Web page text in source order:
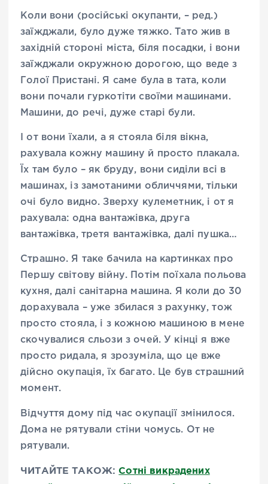
Коли вони (російські окупанти, – ред.)
заїжджали, було дуже тяжко. Тато жив в
західній стороні міста, біля посадки, і вони
заїжджали окружною дорогою, що веде з
Голої Пристані. Я саме була в тата, коли
вони почали гуркотіти своїми машинами.
Машини, до речі, дуже старі були.
І от вони їхали, а я стояла біля вікна,
рахувала кожну машину й просто плакала.
Їх там було – як бруду, вони сиділи всі в
машинах, із замотаними обличчями, тільки
очі було видно. Зверху кулеметник, і от я
рахувала: одна вантажівка, друга
вантажівка, третя вантажівка, далі пушка…
Страшно. Я таке бачила на картинках про
Першу світову війну. Потім поїхала польова
кухня, далі санітарна машина. Я коли до 30
дорахувала – уже збилася з рахунку, тож
просто стояла, і з кожною машиною в мене
скочувалися сльози з очей. У кінці я вже
просто ридала, я зрозуміла, що це вже
дійсно окупація, їх багато. Це був страшний
момент.
Відчуття дому під час окупації змінилося.
Дома не рятували стіни чомусь. От не
рятували.
ЧИТАЙТЕ ТАКОЖ:Сотні викрадених